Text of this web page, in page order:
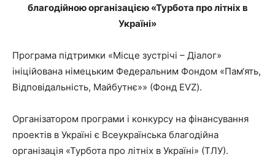
благодійною організацією «Турбота про літніх в
Україні»
Програма підтримки «Місце зустрічі – Діалог»
ініційована німецьким Федеральним Фондом «Пам‘ять,
Відповідальність, Майбутнє»» (Фонд EVZ).
Організатором програми і конкурсу на фінансування
проектів в Україні є Всеукраїнська благодійна
організація «Турбота про літніх в Україні» (ТЛУ).